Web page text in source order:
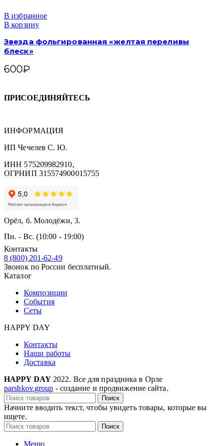
В избранное
В корзину
Звезда фольгированная «желтая переливы
блеск»
600₽
ПРИСОЕДИНЯЙТЕСЬ
ИНФОРМАЦИЯ
ИП Чечелев С. Ю.
ИНН 575209982910,
ОГРНИП 315574900015755
Орёл, б. Молодёжи, 3.
Пн. - Вс. (10:00 - 19:00)
Контакты
8 (800) 201-62-49
Звонок по России бесплатный.
Каталог
Композиции
События
Сеты
HAPPY DAY
Контакты
Наши работы
Доставка
HAPPY DAY 2022. Все для праздника в Орле
parshkov.group - создание и продвижение сайта.
Поиск
Начните вводить текст, чтобы увидеть товары, которые вы
ищете.
Поиск
Меню